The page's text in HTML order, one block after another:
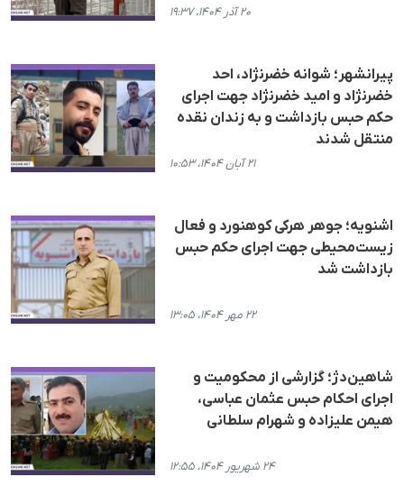
۲۰ آذر ۱۴۰۴، ۱۹:۳۷
پیرانشهر؛ شوانه خضرنژاد، احد
خضرنژاد و امید خضرنژاد جهت اجرای
حکم حبس بازداشت و به زندان نقده
منتقل شدند
۲۱ آبان ۱۴۰۴، ۱۰:۵۳
اشنویە؛ جوهر هرکی کوهنورد و فعال
زیست‌محیطی جهت اجرای حکم حبس
بازداشت شد
۲۲ مهر ۱۴۰۴، ۱۳:۰۵
شاهین‌دژ؛ گزارشی از محکومیت و
اجرای احکام حبس عثمان عباسی،
هیمن علیزاده و شهرام سلطانی
۲۴ شهریور ۱۴۰۴، ۱۲:۵۵